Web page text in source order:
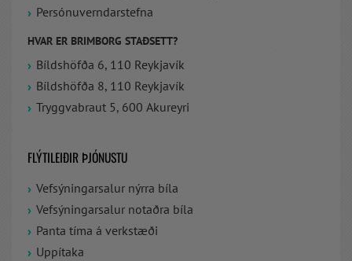
Persónuverndarstefna
HVAR ER BRIMBORG STAÐSETT?
Bíldshöfða 6, 110 Reykjavík
Bíldshöfða 8, 110 Reykjavík
Tryggvabraut 5, 600 Akureyri
FLÝTILEIÐIR ÞJÓNUSTU
Vefsýningarsalur nýrra bíla
Vefsýningarsalur notaðra bíla
Panta tíma á verkstæði
Uppítaka